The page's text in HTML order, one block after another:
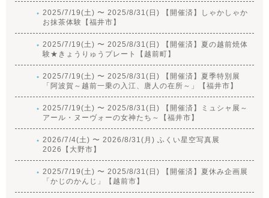
2025/7/19(土) 〜 2025/8/31(日) 【開催済】しゃかしゃか
お抹茶体験【福井市】
2025/7/19(土) 〜 2025/8/31(日) 【開催済】夏の越前焼体
験★きょうりゅうプレート【越前町】
2025/7/19(土) 〜 2025/8/31(日) 【開催済】夏季特別展
「阿波賀～越前一乗の入江、唐人の在所～」【福井市】
2025/7/19(土) 〜 2025/8/31(日) 【開催済】ミュシャ展～
アール・ヌーヴォーの女神たち～【福井市】
2026/7/4(土) 〜 2026/8/31(月) ふくい星空写真展
2026【大野市】
2025/7/19(土) 〜 2025/8/31(日) 【開催済】夏休み企画展
「かじのかんじ」【越前市】